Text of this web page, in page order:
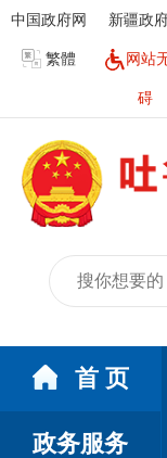
中国政府网 新疆政
繁體 网站
碍
首 页
政务服务